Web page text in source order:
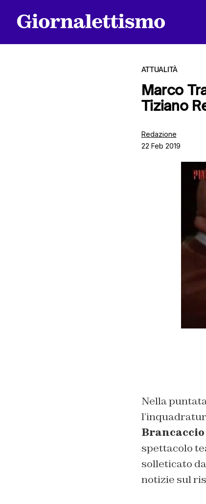
ATTUALITÀ
Marco
Tiziano
Redazione
22 Feb 2019
Nella
Brancaccio
spettacolo
solleticato
notizie sul